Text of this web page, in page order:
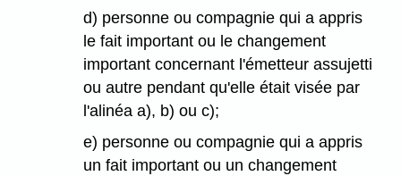
d) personne ou compagnie qui a appris
le fait important ou le changement
important concernant l'émetteur assujetti
ou autre pendant qu'elle était visée par
l'alinéa a), b) ou c);
e) personne ou compagnie qui a appris
un fait important ou un changement